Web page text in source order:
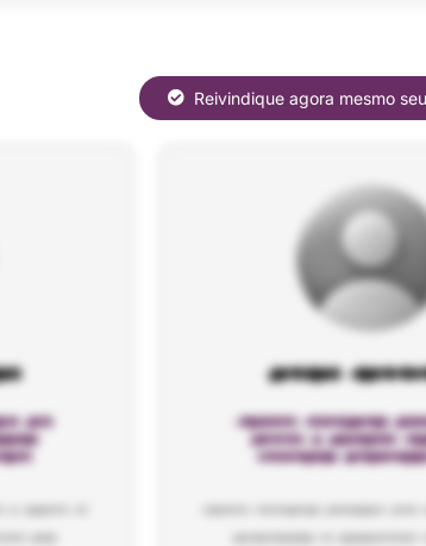
Reivindique agora mesmo